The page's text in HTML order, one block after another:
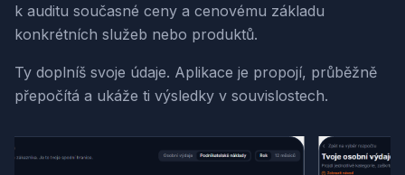
k auditu současné ceny a cenovému základu
konkrétních služeb nebo produktů.
Ty doplníš svoje údaje. Aplikace je propojí, průběžně
přepočítá a ukáže ti výsledky v souvislostech.